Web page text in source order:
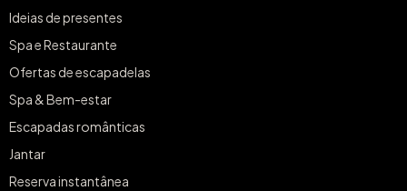
Ideias de presentes
Spa e Restaurante
Ofertas de escapadelas
Spa & Bem-estar
Escapadas românticas
Jantar
Reserva instantânea